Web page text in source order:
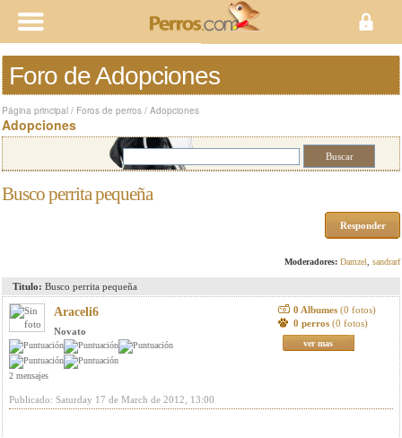
Foro de Adopciones
Página principal / Foros de perros / Adopciones
Adopciones
Busco perrita pequeña
Responder
Moderadores: Damzel sandrarf
Titulo: Busco perrita pequeña
Araceli6
Novato
2 mensajes
0 Albumes (0 fotos)
0 perros (0 fotos)
ver mas
Publicado: Saturday 17 de March de 2012, 13:00